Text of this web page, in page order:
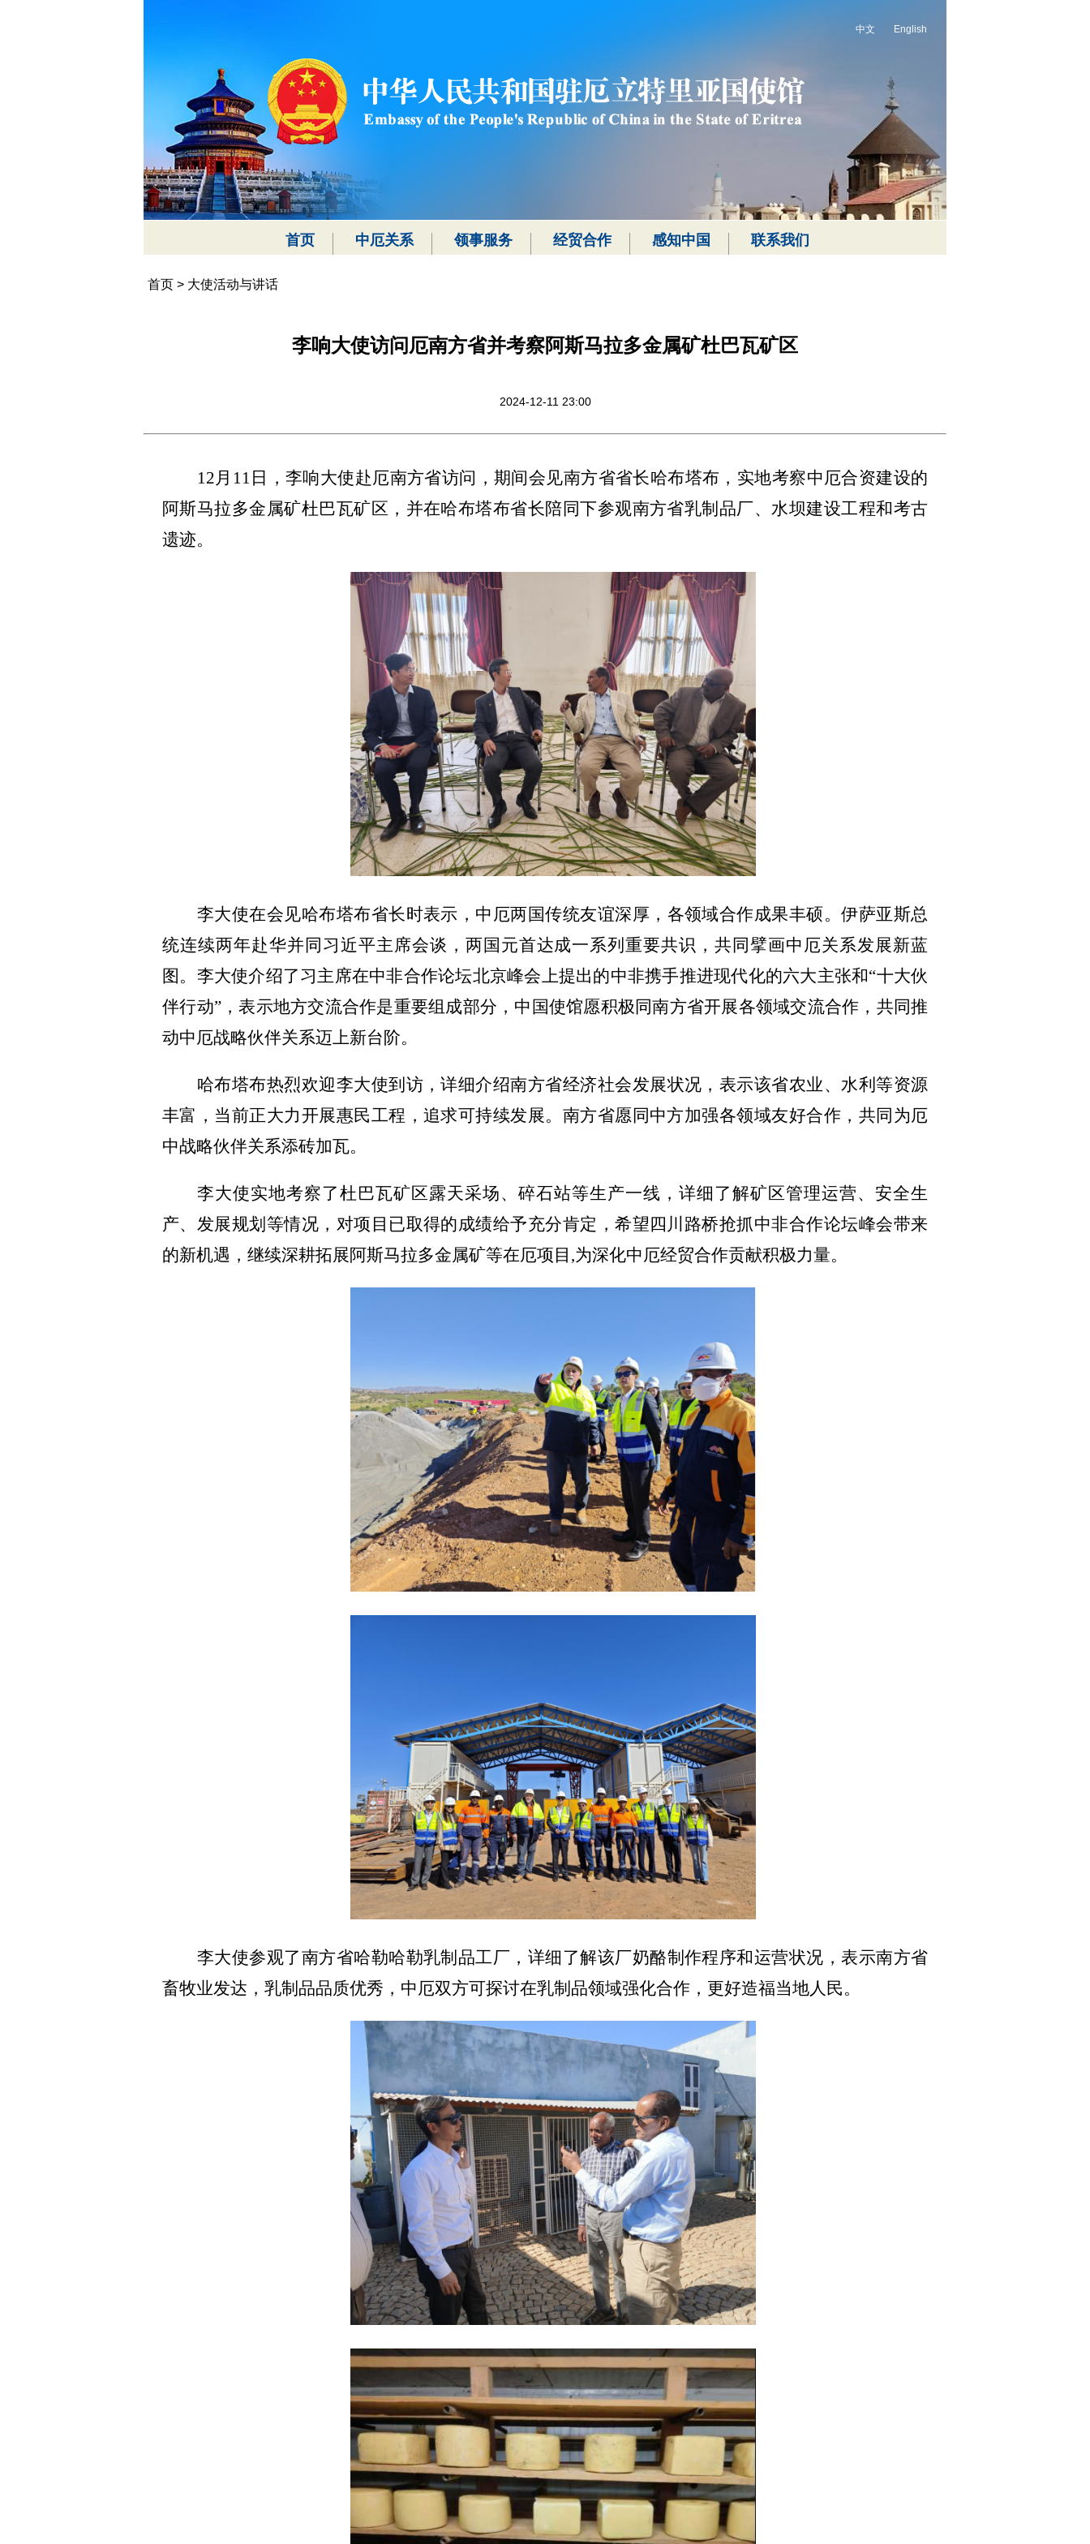
中文 English
首页 中厄关系 领事服务 经贸合作 感知中国 联系我们
首页 > 大使活动与讲话
李响大使访问厄南方省并考察阿斯马拉多金属矿杜巴瓦矿区
2024-12-11 23:00
12月11日，李响大使赴厄南方省访问，期间会见南方省省长哈布塔布，实地考察中厄合资建设的
阿斯马拉多金属矿杜巴瓦矿区，并在哈布塔布省长陪同下参观南方省乳制品厂、水坝建设工程和考古
遗迹。
李大使在会见哈布塔布省长时表示，中厄两国传统友谊深厚，各领域合作成果丰硕。伊萨亚斯总
统连续两年赴华并同习近平主席会谈，两国元首达成一系列重要共识，共同擘画中厄关系发展新蓝
图。李大使介绍了习主席在中非合作论坛北京峰会上提出的中非携手推进现代化的六大主张和“十大伙
伴行动”，表示地方交流合作是重要组成部分，中国使馆愿积极同南方省开展各领域交流合作，共同推
动中厄战略伙伴关系迈上新台阶。
哈布塔布热烈欢迎李大使到访，详细介绍南方省经济社会发展状况，表示该省农业、水利等资源
丰富，当前正大力开展惠民工程，追求可持续发展。南方省愿同中方加强各领域友好合作，共同为厄
中战略伙伴关系添砖加瓦。
李大使实地考察了杜巴瓦矿区露天采场、碎石站等生产一线，详细了解矿区管理运营、安全生
产、发展规划等情况，对项目已取得的成绩给予充分肯定，希望四川路桥抢抓中非合作论坛峰会带来
的新机遇，继续深耕拓展阿斯马拉多金属矿等在厄项目 ,为深化中厄经贸合作贡献积极力量。
李大使参观了南方省哈勒哈勒乳制品工厂，详细了解该厂奶酪制作程序和运营状况，表示南方省
畜牧业发达，乳制品品质优秀，中厄双方可探讨在乳制品领域强化合作，更好造福当地人民。